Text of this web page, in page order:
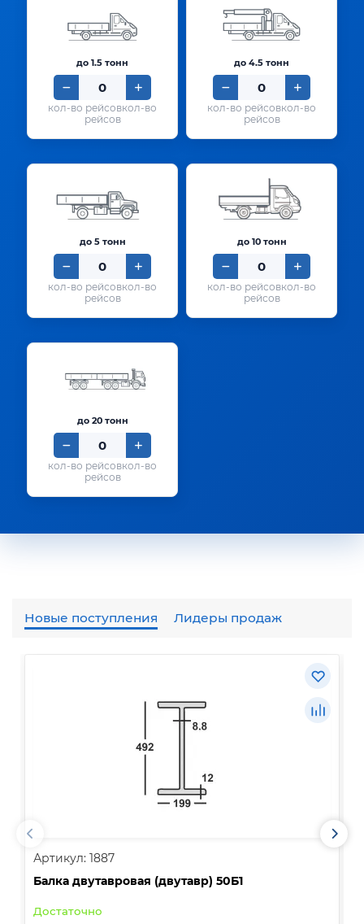
до 1.5 тонн
кол-во
рейсов
до 4.5 тонн
кол-во
рейсов
до 5 тонн
кол-во
рейсов
до 10 тонн
кол-во
рейсов
до 20 тонн
кол-во
рейсов
Новые поступления Лидеры продаж
Артикул: 1887
Балка двутавровая (двутавр) 50Б1
Достаточно